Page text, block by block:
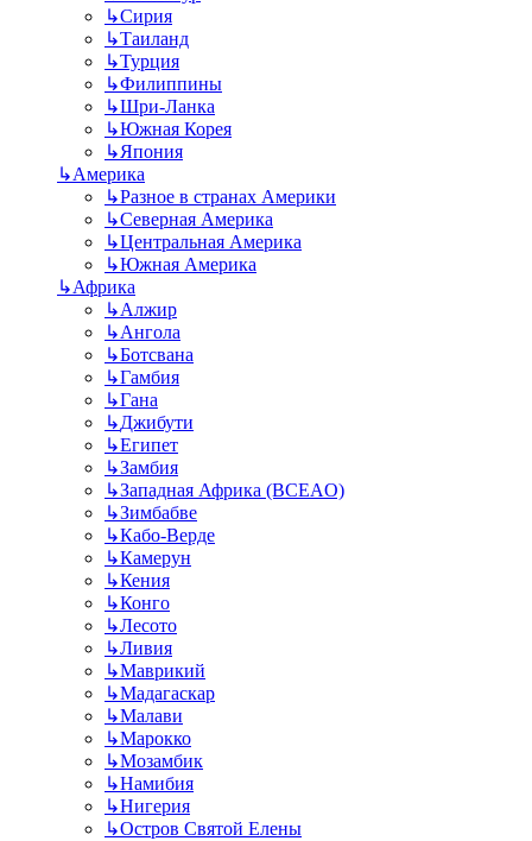
↳Сирия
↳Таиланд
↳Турция
↳Филиппины
↳Шри-Ланка
↳Южная Корея
↳Япония
↳Америка
↳Разное в странах Америки
↳Северная Америка
↳Центральная Америка
↳Южная Америка
↳Африка
↳Алжир
↳Ангола
↳Ботсвана
↳Гамбия
↳Гана
↳Джибути
↳Египет
↳Замбия
↳Западная Африка (BCEAO)
↳Зимбабве
↳Кабо-Верде
↳Камерун
↳Кения
↳Конго
↳Лесото
↳Ливия
↳Маврикий
↳Мадагаскар
↳Малави
↳Марокко
↳Мозамбик
↳Намибия
↳Нигерия
↳Остров Святой Елены